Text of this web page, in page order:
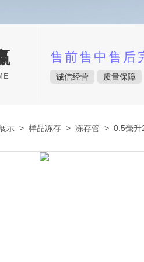
售前售中售后
诚信经营 质量保障
示 > 样品冻存 > 冻存管 > 0.5毫升